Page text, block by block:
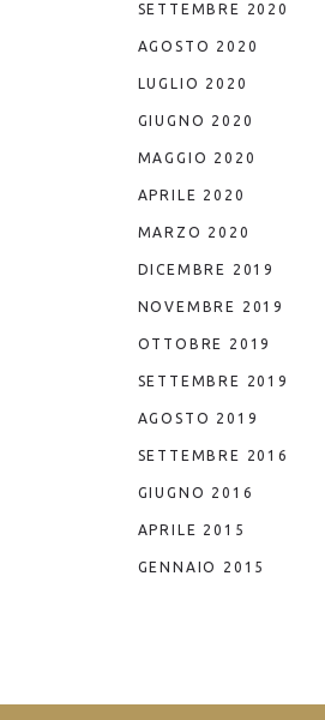
SETTEMBRE 2020
AGOSTO 2020
LUGLIO 2020
GIUGNO 2020
MAGGIO 2020
APRILE 2020
MARZO 2020
DICEMBRE 2019
NOVEMBRE 2019
OTTOBRE 2019
SETTEMBRE 2019
AGOSTO 2019
SETTEMBRE 2016
GIUGNO 2016
APRILE 2015
GENNAIO 2015